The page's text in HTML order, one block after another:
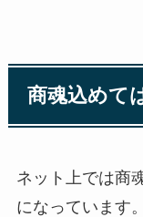
商魂込めて
ネット上では商
になっています。